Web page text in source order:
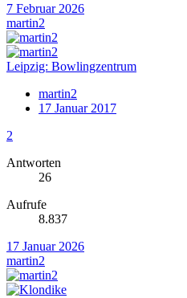
7 Februar 2026
martin2
Leipzig: Bowlingzentrum
martin2
17 Januar 2017
2
Antworten
26
Aufrufe
8.837
17 Januar 2026
martin2